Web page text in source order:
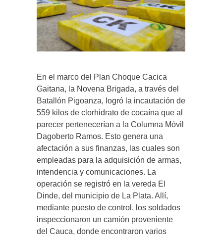
En el marco del Plan Choque Cacica
Gaitana, la Novena Brigada, a través del
Batallón Pigoanza, logró la incautación de
559 kilos de clorhidrato de cocaína que al
parecer pertenecerían a la Columna Móvil
Dagoberto Ramos. Esto genera una
afectación a sus finanzas, las cuales son
empleadas para la adquisición de armas,
intendencia y comunicaciones. La
operación se registró en la vereda El
Dinde, del municipio de La Plata. Allí,
mediante puesto de control, los soldados
inspeccionaron un camión proveniente
del Cauca, donde encontraron varios